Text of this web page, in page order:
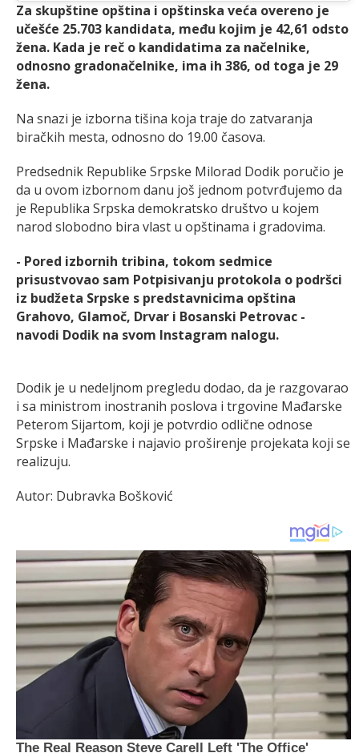
Za skupštine opština i opštinska veća overeno je
učešće 25.703 kandidata, među kojim je 42,61 odsto
žena. Kada je reč o kandidatima za načelnike,
odnosno gradonačelnike, ima ih 386, od toga je 29
žena.
Na snazi je izborna tišina koja traje do zatvaranja
biračkih mesta, odnosno do 19.00 časova.
Predsednik Republike Srpske Milorad Dodik poručio je
da u ovom izbornom danu još jednom potvrđujemo da
je Republika Srpska demokratsko društvo u kojem
narod slobodno bira vlast u opštinama i gradovima.
- Pored izbornih tribina, tokom sedmice
prisustvovao sam Potpisivanju protokola o podršci
iz budžeta Srpske s predstavnicima opština
Grahovo, Glamoč, Drvar i Bosanski Petrovac -
navodi Dodik na svom Instagram nalogu.
Dodik je u nedeljnom pregledu dodao, da je razgovarao
i sa ministrom inostranih poslova i trgovine Mađarske
Peterom Sijartom, koji je potvrdio odlične odnose
Srpske i Mađarske i najavio proširenje projekata koji se
realizuju.
Autor: Dubravka Bošković